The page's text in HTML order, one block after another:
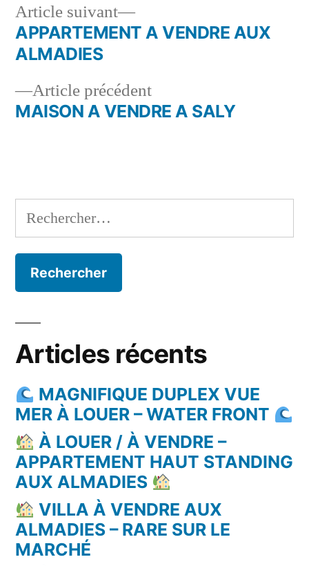
Navigation
l’article
Article précédentArticle
précédent :
MAISON A VENDRE A SALY
Article suivant
Article
suivant :
APPARTEMENT A VENDRE AUX
ALMADIES
Rechercher :
Articles récents
MAGNIFIQUE DUPLEX VUE
MER À LOUER – WATER FRONT
À LOUER / À VENDRE –
APPARTEMENT HAUT STANDING
AUX ALMADIES
VILLA À VENDRE AUX
ALMADIES – RARE SUR LE
MARCHÉ